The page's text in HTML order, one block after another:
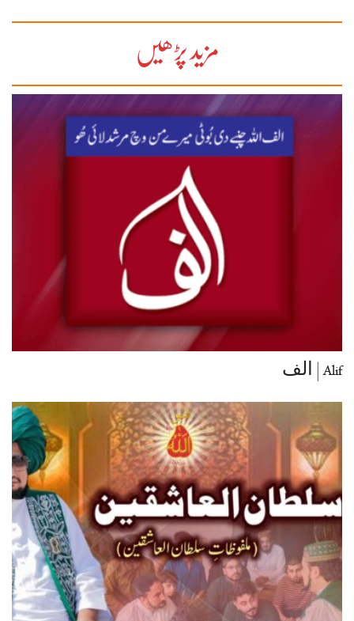
مزید پڑھیں
Alif | الف